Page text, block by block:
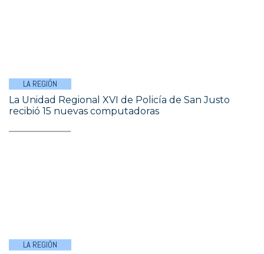
LA REGIÓN
La Unidad Regional XVI de Policía de San Justo
recibió 15 nuevas computadoras
LA REGIÓN